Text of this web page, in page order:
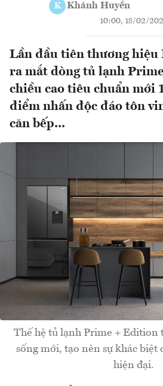
K Khánh Huyền
10:00, 18/02/
Lần đầu tiên thương hiệu
ra mắt dòng tủ lạnh
chiều cao tiêu chuẩn mới
điểm nhấn độc đáo tôn
căn bếp...
Thế hệ tủ lạnh Prime + Edition
sống mới, tạo nên sự khác biệt
hiện đại.